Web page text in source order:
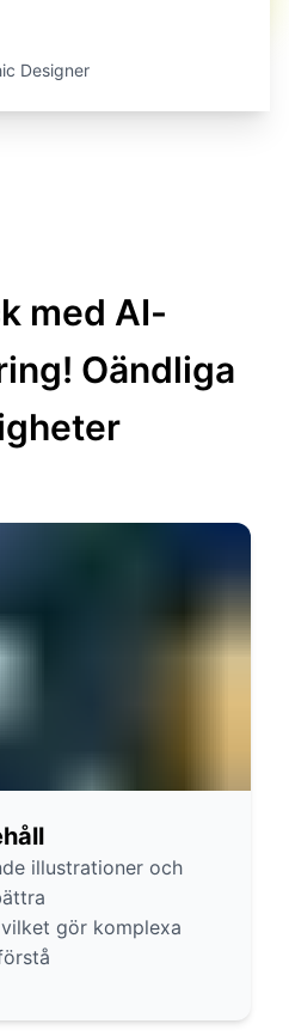
Designer
med AI-
Oändliga
illustrationer och
gör komplexa